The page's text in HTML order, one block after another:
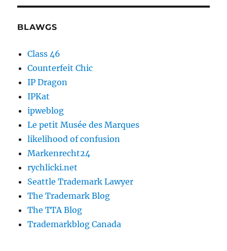
BLAWGS
Class 46
Counterfeit Chic
IP Dragon
IPKat
ipweblog
Le petit Musée des Marques
likelihood of confusion
Markenrecht24
rychlicki.net
Seattle Trademark Lawyer
The Trademark Blog
The TTA Blog
Trademarkblog Canada